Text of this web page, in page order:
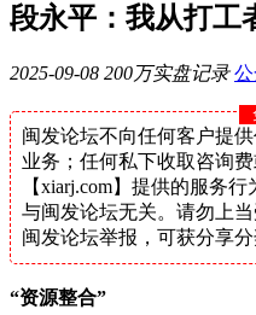
段永平：我从打工
2025-09-08 200万实盘记录
闽发论坛不向任何客户提
业务；任何私下收取咨询
【xiarj.com】提供的服务
与闽发论坛无关。请勿上
闽发论坛举报，可获分享分
“资源整合”